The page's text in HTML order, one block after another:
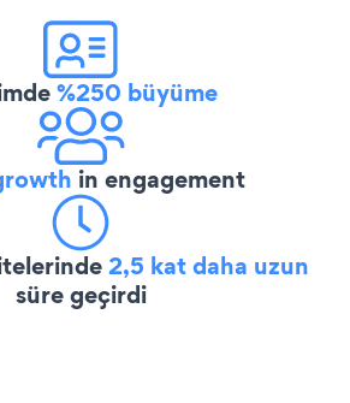
%250 büyüme
in engagement
2,5 kat daha uzun
süre geçirdi